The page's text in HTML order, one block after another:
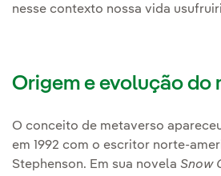
nesse contexto nossa vida
Origem e evolução do
O conceito de metaverso
em 1992 com o escritor norte-
Stephenson. Em sua novela Snow